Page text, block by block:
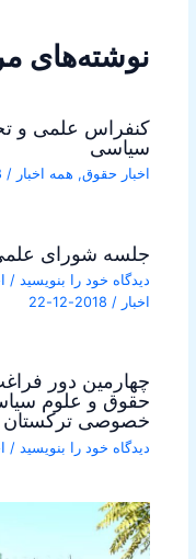
نوشته‌های
کنفراس علمی و
سیاسی
اخبار حقوق, همه اخبار /
جلسه شورای
دیدگاه‌ خود را بنویسید /
اخبار /
2018-12-22
چهارمین دور
حقوق و علوم
خصوصی ترکستان
دیدگاه‌ خود را بنویسید /